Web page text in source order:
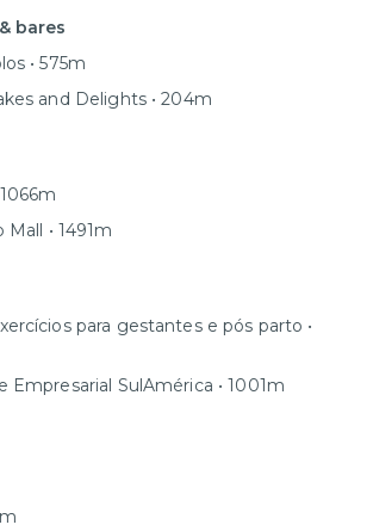
bares
• 575m
and Delights • 204m
• 1491m
para gestantes e pós parto •
Empresarial SulAmérica • 1001m